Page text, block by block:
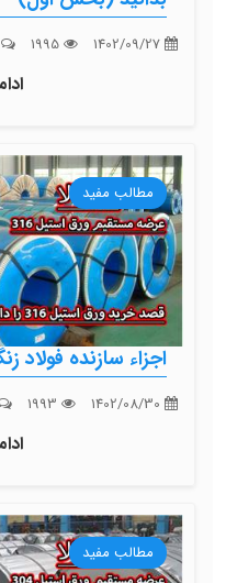
مطالب مفید
اجزاء سازنده
مطالب مفید